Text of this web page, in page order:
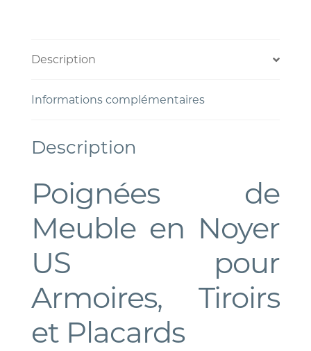
Description
Informations complémentaires
Description
Poignées de
Meuble en Noyer
US pour
Armoires, Tiroirs
et Placards